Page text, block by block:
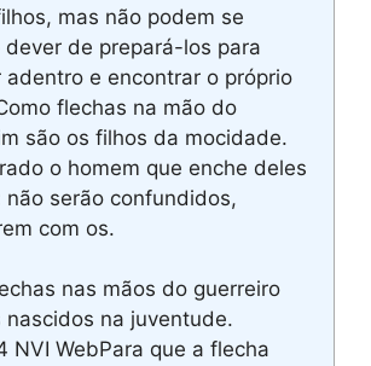
mas não podem se
dever de prepará-los para
adentro e encontrar o próprio
flechas na mão do
são os filhos da mocidade.
o homem que enche deles
não serão confundidos,
com os.
nas mãos do guerreiro
nascidos na juventude.
NVI WebPara que a flecha